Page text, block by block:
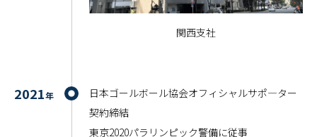
関西支社
2021年
日本ゴールボール協会オフィシャルサポ―ター
契約締結
東京2020パラリンピック警備に従事